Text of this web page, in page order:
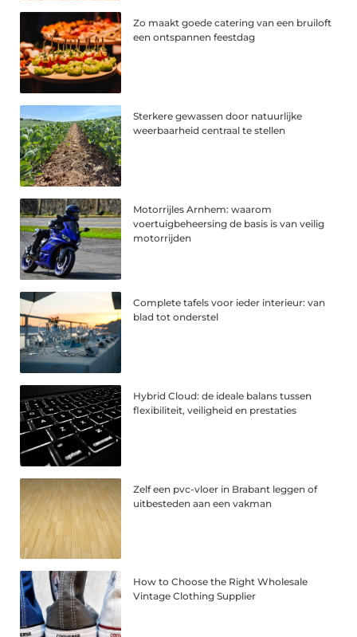
Zo maakt goede catering van een bruiloft
een ontspannen feestdag
Sterkere gewassen door natuurlijke
weerbaarheid centraal te stellen
Motorrijles Arnhem: waarom
voertuigbeheersing de basis is van veilig
motorrijden
Complete tafels voor ieder interieur: van
blad tot onderstel
Hybrid Cloud: de ideale balans tussen
flexibiliteit, veiligheid en prestaties
Zelf een pvc-vloer in Brabant leggen of
uitbesteden aan een vakman
How to Choose the Right Wholesale
Vintage Clothing Supplier